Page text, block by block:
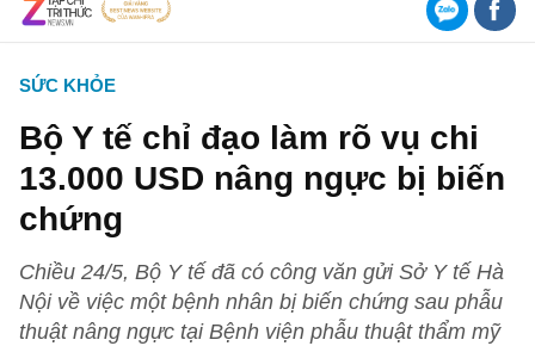
SỨC KHỎE
Bộ Y tế chỉ đạo làm rõ vụ chi
13.000 USD nâng ngực bị biến
chứng
Chiều 24/5, Bộ Y tế đã có công văn gửi Sở Y tế Hà
Nội về việc một bệnh nhân bị biến chứng sau phẫu
thuật nâng ngực tại Bệnh viện phẫu thuật thẩm mỹ